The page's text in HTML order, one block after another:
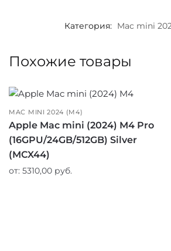
Категория: Mac mini
Похожие товары
MAC MINI 2024 (M4)
Apple Mac mini (2024) M4 Pro
(16GPU/24GB/512GB) Silver
(MCX44)
от: 5310,00 руб.